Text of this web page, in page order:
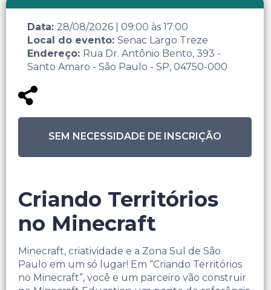
Data: 28/08/2026 09:00 às 17:00
Local do evento: Senac Largo Treze
Endereço: Rua Dr. Antônio Bento, 393 -
Santo Amaro - São Paulo - SP, 04750-000
SEM NECESSIDADE DE INSCRIÇÃO
Criando Territórios
no Minecraft
Minecraft, criatividade e a Zona Sul de São
Paulo em um só lugar! Em “Criando Territórios
no Minecraft”, você e um parceiro vão construir